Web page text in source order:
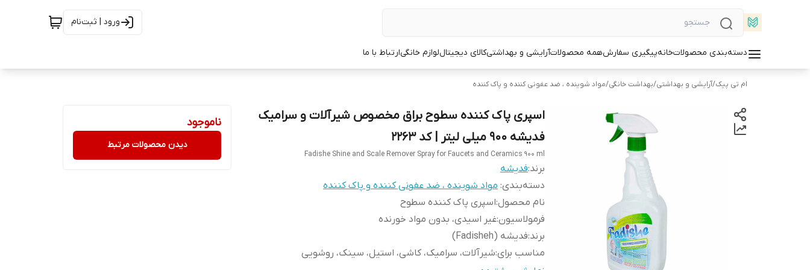
ورود | ثبت‌نام
دسته‌بندی محصولاتخانهپیگیری سفارشهمه محصولاتآرایشی و بهداشتیکالای دیجیتاللوازم خانگیارتباط با ما
ام تی پیک/آرایشی و بهداشتی/بهداشت خانگی/مواد شوینده ، ضد عفونی کننده و پاک کننده
اسپری پاک کننده سطوح براق مخصوص شیرآلات و سرامیک
فدیشه 900 میلی لیتر | کد 2263
Fadishe Shine and Scale Remover Spray for Faucets and Ceramics 900 ml
برند:فدیشه
دسته‌بندی: مواد شوینده ، ضد عفونی کننده و پاک کننده
نام محصول:اسپری پاک کننده سطوح
فرمولاسیون:غیر اسیدی، بدون مواد خورنده
برند:فدیشه (Fadisheh)
مناسب برای:شیرآلات، سرامیک، کاشی، استیل، سینک، روشویی
ناموجود
دیدن محصولات مرتبط